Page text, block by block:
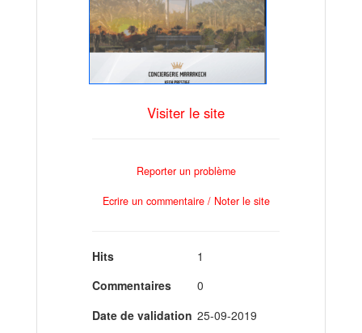
Visiter le site
Reporter un problème
Ecrire un commentaire / Noter le site
Hits
1
Commentaires
0
Date de validation 25-09-2019